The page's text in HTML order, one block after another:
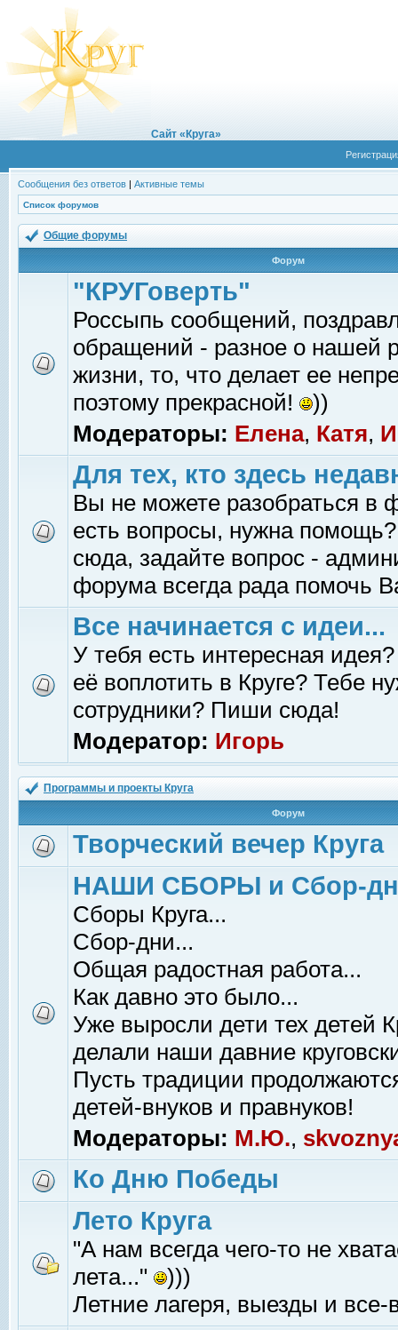
Сайт «Круга»
Сообщения без ответов | Активные темы
Список форумов
Общие форумы
Форум
"КРУГоверть"
Россыпь сообщений,
обращений - разное о нашей
жизни, то, что делает ее
поэтому прекрасной!
))
Модераторы: Елена, Катя,
Для тех, кто здесь
Вы не можете разобраться в
есть вопросы, нужна помощь?
сюда, задайте вопрос -
форума всегда рада помочь
Все начинается с идеи...
У тебя есть интересная
её воплотить в Круге? Тебе
сотрудники? Пиши сюда!
Модератор: Игорь
Программы и проекты Круга
Форум
Творческий вечер Круга
НАШИ СБОРЫ и Сбор-
Сборы Круга...
Сбор-дни...
Общая радостная работа...
Как давно это было...
Уже выросли дети тех детей
делали наши давние
Пусть традиции
детей-внуков и правнуков!
Модераторы: М.Ю.,
Ко Дню Победы
Лето Круга
"А нам всегда чего-то не
лета..."
)))
Летние лагеря, выезды и все-